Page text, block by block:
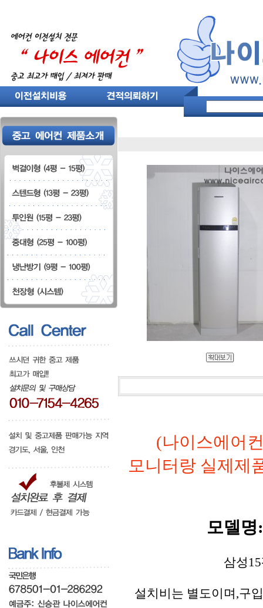
(나이스에어
모니터랑 실제제
모델명
삼성
설치비는 별도이며,구